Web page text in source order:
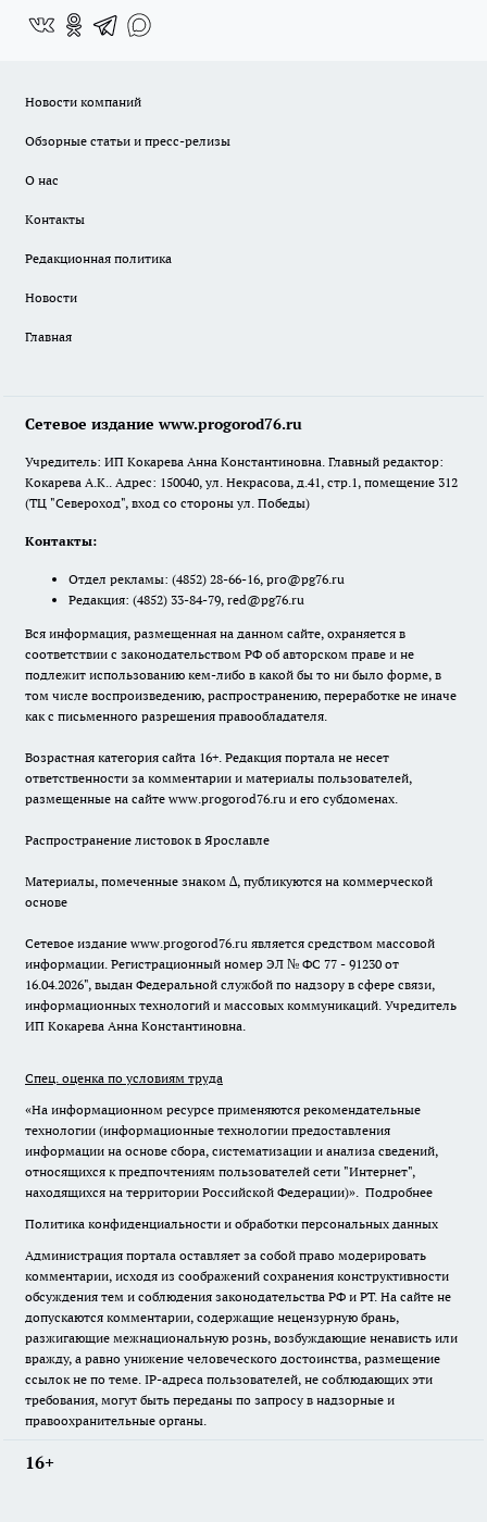
Новости компаний
Обзорные статьи и пресс-релизы
О нас
Контакты
Редакционная политика
Новости
Главная
Сетевое издание www.progorod76.ru
Учредитель: ИП Кокарева Анна Константиновна. Главный редактор:
Кокарева А.К.. Адрес: 150040, ул. Некрасова, д.41, стр.1, помещение 312
(ТЦ "Североход", вход со стороны ул. Победы)
Контакты:
Отдел рекламы: (4852) 28-66-16, pro@pg76.ru
Редакция: (4852) 33-84-79, red@pg76.ru
Вся информация, размещенная на данном сайте, охраняется в
соответствии с законодательством РФ об авторском праве и не
подлежит использованию кем-либо в какой бы то ни было форме, в
том числе воспроизведению, распространению, переработке не иначе
как с письменного разрешения правообладателя.
Возрастная категория сайта 16+. Редакция портала не несет
ответственности за комментарии и материалы пользователей,
размещенные на сайте www.progorod76.ru и его субдоменах.
Распространение листовок в Ярославле
Материалы, помеченные знаком ∆, публикуются на коммерческой
основе
Сетевое издание www.progorod76.ru является средством массовой
информации. Регистрационный номер ЭЛ № ФС 77 - 91230 от
16.04.2026", выдан Федеральной службой по надзору в сфере связи,
информационных технологий и массовых коммуникаций. Учредитель
ИП Кокарева Анна Константиновна.
Спец. оценка по условиям труда
«На информационном ресурсе применяются рекомендательные
технологии (информационные технологии предоставления
информации на основе сбора, систематизации и анализа сведений,
относящихся к предпочтениям пользователей сети "Интернет",
находящихся на территории Российской Федерации)». Подробнее
Политика конфиденциальности и обработки персональных данных
Администрация портала оставляет за собой право модерировать
комментарии, исходя из соображений сохранения конструктивности
обсуждения тем и соблюдения законодательства РФ и РТ. На сайте не
допускаются комментарии, содержащие нецензурную брань,
разжигающие межнациональную рознь, возбуждающие ненависть или
вражду, а равно унижение человеческого достоинства, размещение
ссылок не по теме. IP-адреса пользователей, не соблюдающих эти
требования, могут быть переданы по запросу в надзорные и
правоохранительные органы.
16+